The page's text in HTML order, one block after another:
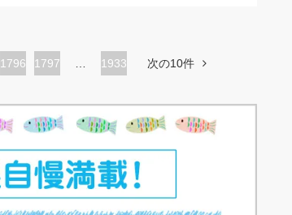
ペ
1796
ペ
1797 1933 次の10件